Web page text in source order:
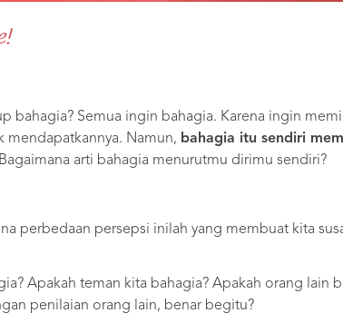
bahagia? Semua ingin bahagia. Karena ingin
mendapatkannya. Namun, bahagia itu sendiri
Bagaimana arti bahagia menurutmu dirimu sendiri?
perbedaan persepsi inilah yang membuat kita
Apakah teman kita bahagia? Apakah orang lain
penilaian orang lain, benar begitu?